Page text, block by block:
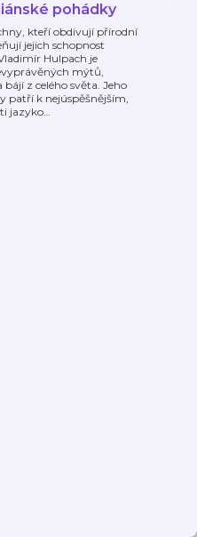
pohádky
kteří obdivují přírodní
jejich schopnost
Hulpach je
mýtů,
bájí z celého světa. Jeho
patří k nejúspěšnějším,
jazyko…